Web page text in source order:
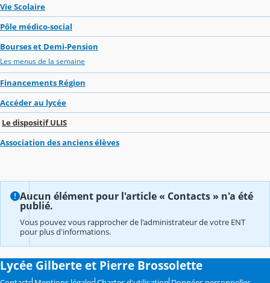
Vie Scolaire
Pôle médico-social
Bourses et Demi-Pension
Les menus de la semaine
Financements Région
Accéder au lycée
Le dispositif ULIS
Association des anciens élèves
Aucun élément pour l'article « Contacts » n'a été
publié.
Vous pouvez vous rapprocher de l'administrateur de votre ENT
pour plus d'informations.
Lycée Gilberte et Pierre Brossolette